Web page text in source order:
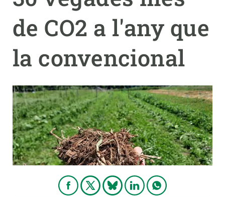
de CO2 a l'any que
la convencional
NOTÍCIES I AGENDA